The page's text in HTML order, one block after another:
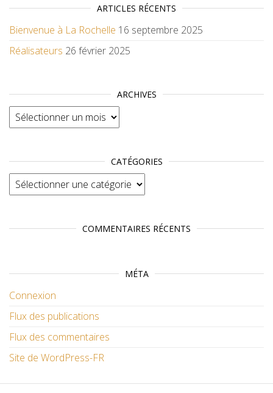
ARTICLES RÉCENTS
Bienvenue à La Rochelle 16 septembre 2025
Réalisateurs 26 février 2025
ARCHIVES
Archives
CATÉGORIES
Catégories
COMMENTAIRES RÉCENTS
MÉTA
Connexion
Flux des publications
Flux des commentaires
Site de WordPress-FR